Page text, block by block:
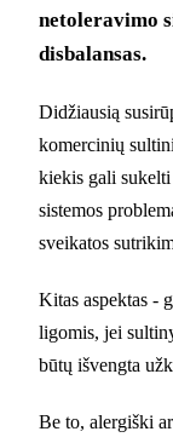
netoleravimo
disbalansas.
Didžiausią
komercinių
kiekis gali
sistemos
sveikatos
Kitas aspektas -
ligomis, jei
būtų išvengta
Be to, alergiški